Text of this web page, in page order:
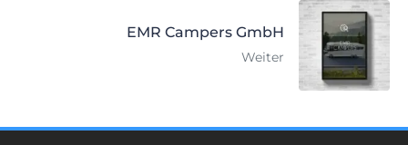
EMR Campers GmbH
Weiter